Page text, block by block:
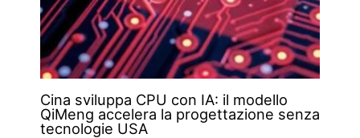
Cina sviluppa CPU con IA: il modello
QiMeng accelera la progettazione senza
tecnologie USA